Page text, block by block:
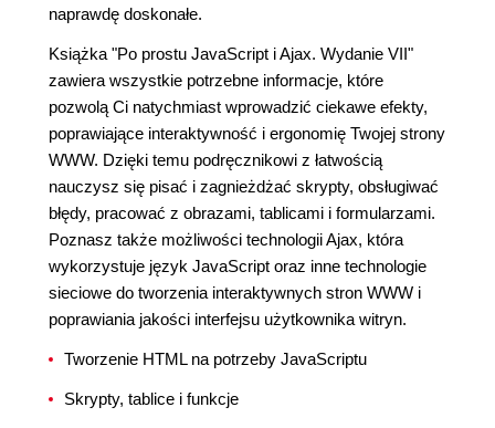
naprawdę doskonałe.
Książka "Po prostu JavaScript i Ajax. Wydanie VII"
zawiera wszystkie potrzebne informacje, które
pozwolą Ci natychmiast wprowadzić ciekawe efekty,
poprawiające interaktywność i ergonomię Twojej strony
WWW. Dzięki temu podręcznikowi z łatwością
nauczysz się pisać i zagnieżdżać skrypty, obsługiwać
błędy, pracować z obrazami, tablicami i formularzami.
Poznasz także możliwości technologii Ajax, która
wykorzystuje język JavaScript oraz inne technologie
sieciowe do tworzenia interaktywnych stron WWW i
poprawiania jakości interfejsu użytkownika witryn.
Tworzenie HTML na potrzeby JavaScriptu
Skrypty, tablice i funkcje